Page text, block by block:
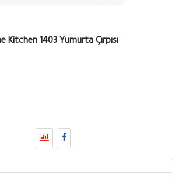
Kitchen 1403 Yumurta Çırpısı